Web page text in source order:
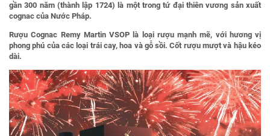
gần 300 năm (thành lập 1724) là một trong tứ đại thiên vương sản xuất
cognac của Nước Pháp.
Rượu Cognac Remy Martin VSOP là loại rượu mạnh mẽ, với hương vị
phong phú của các loại trái cay, hoa và gỗ sồi. Cốt rượu mượt và hậu kéo
dài.